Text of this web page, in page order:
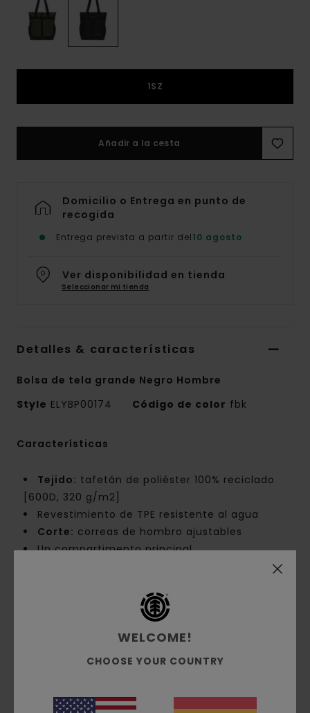
1SZ
Añadir a la cesta
Domicilio o Entrega en punto de
recogida
Entrega prevista a partir del10 agosto
Ver disponibilidad en tienda
Seleccionar mi tienda
Detalles & características
Bolsa de tela grande Negro Hombre
Style ELYBP00174 Código de color fbk
Características
Tejido: tafetán de poliéster 100% reciclado
[600D, 320 g/m2]
Revestimiento de TPE resistente al agua
Corte: correas de hombro ajustables
Un compartimento principal
Un bolsillo frontal plano con cremallera lateral
Bolsillo trasero con cremallera y correas
internas ajustables
14 cm [profundo]
WELCOME!
CHOOSE YOUR COUNTRY